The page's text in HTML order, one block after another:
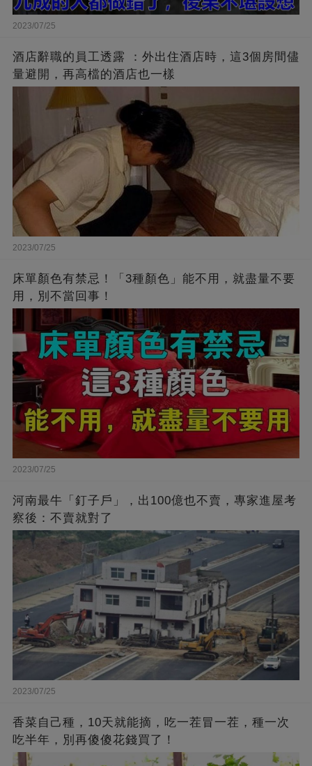
2023/07/25
酒店辭職的員工透露 ：外出住酒店時，這3個房間儘
量避開，再高檔的酒店也一樣
2023/07/25
床單顏色有禁忌！「3種顏色」能不用，就盡量不要
用，別不當回事！
2023/07/25
河南最牛「釘子戶」，出100億也不賣，專家進屋考
察後：不賣就對了
2023/07/25
香菜自己種，10天就能摘，吃一茬冒一茬，種一次
吃半年，別再傻傻花錢買了！